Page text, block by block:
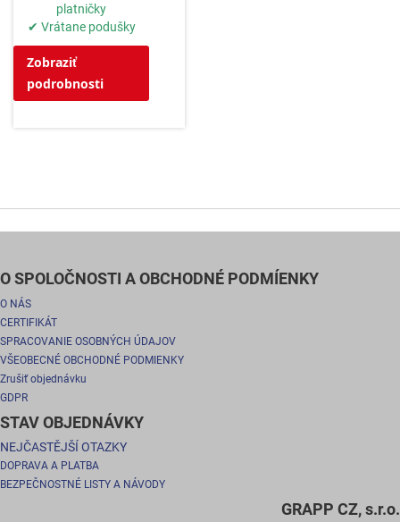
platničky
✔ Vrátane podušky
Zobraziť
podrobnosti
O SPOLOČNOSTI A OBCHODNÉ PODMÍENKY
O NÁS
CERTIFIKÁT
SPRACOVANIE OSOBNÝCH ÚDAJOV
VŠEOBECNÉ OBCHODNÉ PODMIENKY
Zrušiť objednávku
GDPR
STAV OBJEDNÁVKY
NEJČASTĚJŠÍ OTAZKY
DOPRAVA A PLATBA
BEZPEČNOSTNÉ LISTY A NÁVODY
GRAPP CZ, s.r.o.